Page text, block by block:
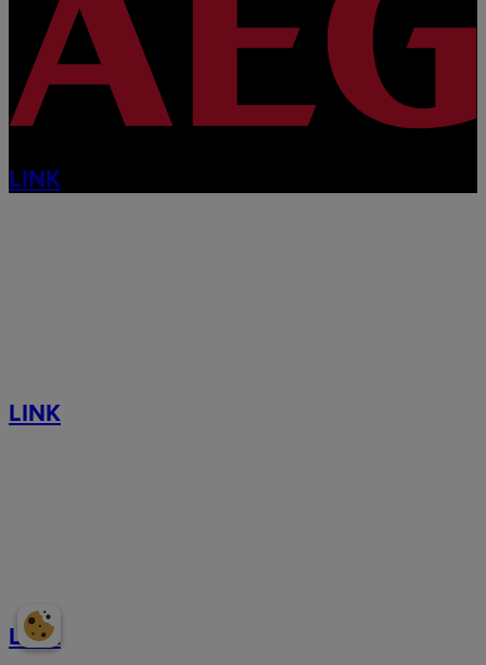
LINK
LINK
LINK